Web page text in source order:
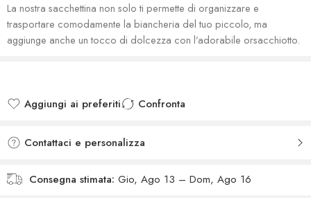
La nostra sacchettina non solo ti permette di organizzare e
trasportare comodamente la biancheria del tuo piccolo, ma
aggiunge anche un tocco di dolcezza con l’adorabile orsacchiotto.
Aggiungi ai preferiti
Confronta
Contattaci e personalizza
Consegna stimata: Gio, Ago 13 – Dom, Ago 16